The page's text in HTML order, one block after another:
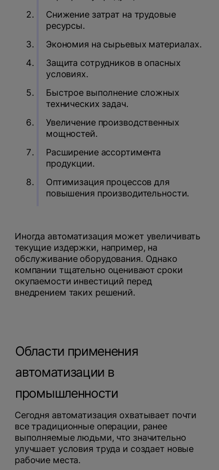
Снижение затрат на трудовые
ресурсы.
Экономия на сырьевых материалах.
Защита сотрудников в опасных
условиях.
Быстрое выполнение сложных
технических задач.
Увеличение производственных
мощностей.
Расширение ассортимента
продукции.
Оптимизация процессов для
повышения производительности.
Иногда автоматизация может увеличивать
текущие издержки, например, на
обслуживание оборудования. Однако
компании тщательно оценивают сроки
окупаемости инвестиций перед
внедрением таких решений.
Области применения
автоматизации в
промышленности
Сегодня автоматизация охватывает почти
все традиционные операции, ранее
выполняемые людьми, что значительно
улучшает условия труда и создает новые
рабочие места.